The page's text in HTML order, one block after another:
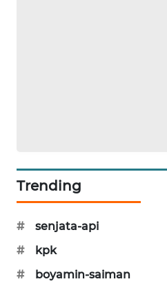
Trending
#
senjata-api
#
kpk
#
boyamin-saiman
ID
MAWAKA
MARTABAT
NET